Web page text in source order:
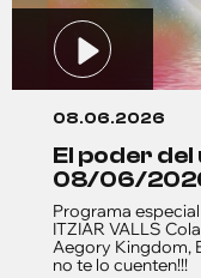
08.06.2026
el poder del unicornio
08/06/
Programa
ITZIAR VALLS
Aegory Kingdom,
no te lo cuenten!!!